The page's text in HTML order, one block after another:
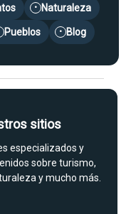
• Naturaleza
Pueblos • Blog
sitios
especializados y
sobre turismo,
y mucho más.